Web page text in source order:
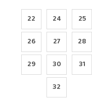
22 24 25
26 27 28
29 30 31
32